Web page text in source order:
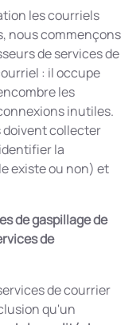
les courriels
nous commençons
de services de
: il occupe
les
inutiles.
doivent collecter
la
existe ou non) et
de gaspillage de
de
de courrier
qu'un